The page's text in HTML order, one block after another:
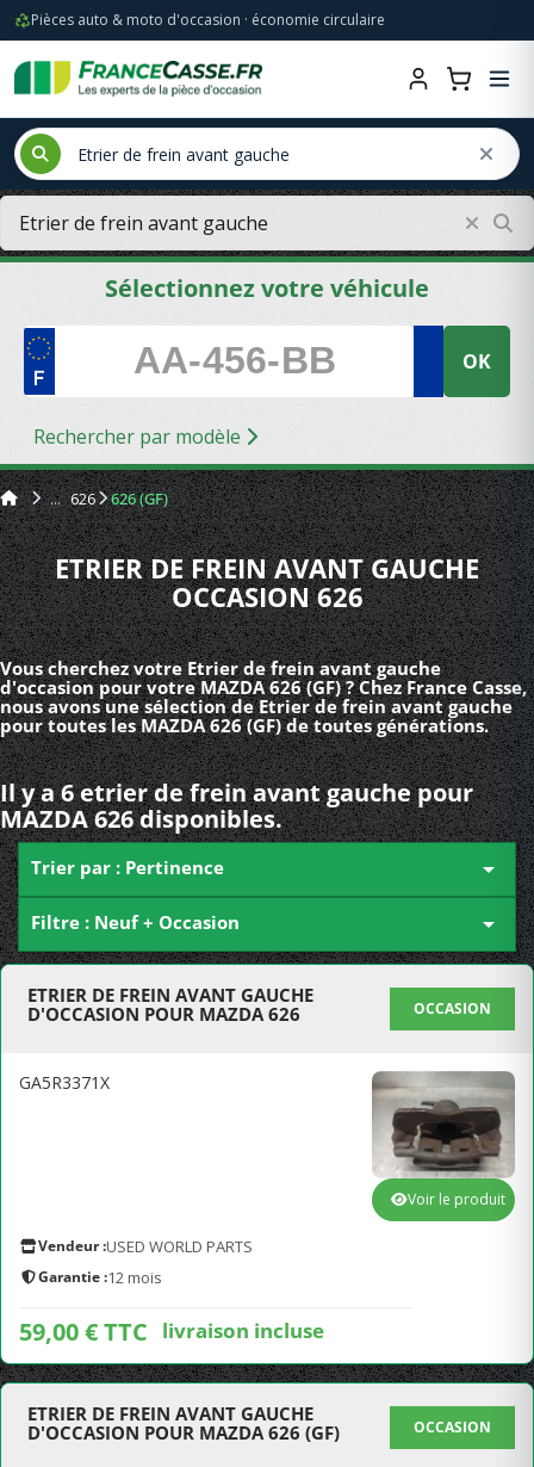
Pièces auto & moto d'occasion · économie circulaire
Sélectionnez votre véhicule
OK
Rechercher par modèle
626 626 (GF)
ETRIER DE FREIN AVANT GAUCHE
OCCASION 626
Vous cherchez votre Etrier de frein avant gauche
d'occasion pour votre MAZDA 626 (GF) ? Chez France Casse,
nous avons une sélection de Etrier de frein avant gauche
pour toutes les MAZDA 626 (GF) de toutes générations.
Il y a 6 etrier de frein avant gauche pour
MAZDA 626 disponibles.
Trier par : Pertinence 
Filtre : Neuf + Occasion 
ETRIER DE FREIN AVANT GAUCHE
D'OCCASION POUR MAZDA 626
OCCASION
GA5R3371X
Vendeur :USED WORLD PARTS
Garantie :12 mois
59,00 € TTC livraison incluse
Voir le produit
ETRIER DE FREIN AVANT GAUCHE
D'OCCASION POUR MAZDA 626 (GF)
OCCASION